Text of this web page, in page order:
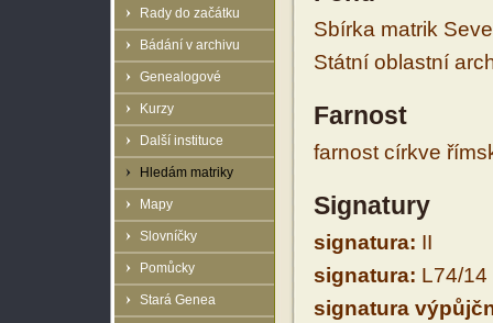
Rady do začátku
Bádání v archivu
Genealogové
Kurzy
Další instituce
Hledám matriky
Mapy
Slovníčky
Pomůcky
Stará Genea
Sbírka matrik
Státní oblastní
Farnost
farnost církve
Signatury
signatura: II
signatura: L74/14
signatura